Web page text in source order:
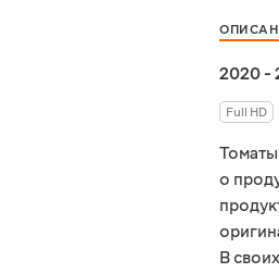
2020 -
Full HD
о
В